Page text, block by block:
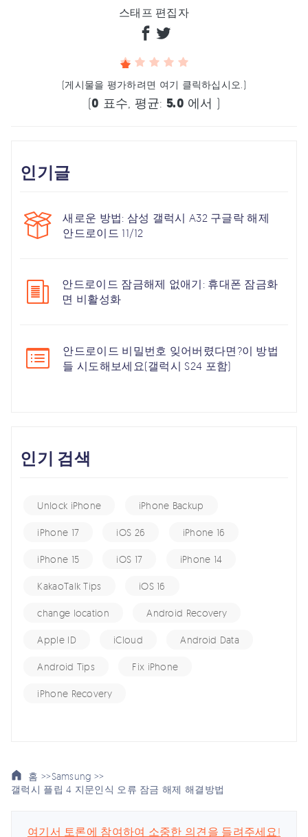
스태프 편집자
(게시물을 평가하려면 여기 클릭하십시오.)
(0 표수, 평균: 5.0 에서 )
인기글
새로운 방법: 삼성 갤럭시 A32 구글락 해제
안드로이드 11/12
안드로이드 잠금해제 없애기: 휴대폰 잠금화
면 비활성화
안드로이드 비밀번호 잊어버렸다면?이 방법
들 시도해보세요(갤럭시 S24 포함)
인기 검색
Unlock iPhone iPhone Backup
iPhone 17 iOS 26 iPhone 16
iPhone 15 iOS 17 iPhone 14
KakaoTalk Tips iOS 16
change location Android Recovery
Apple ID iCloud Android Data
Android Tips Fix iPhone
iPhone Recovery
홈 >>Samsung >>
갤럭시 플립 4 지문인식 오류 잠금 해제 해결방법
여기서 토론에 참여하여 소중한 의견을 들려주세요!